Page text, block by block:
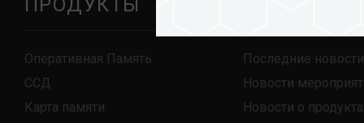
ПРОДУКТЫ
Оперативная Память
ССД
Карта памяти
Последние новости
Новости
Новости о